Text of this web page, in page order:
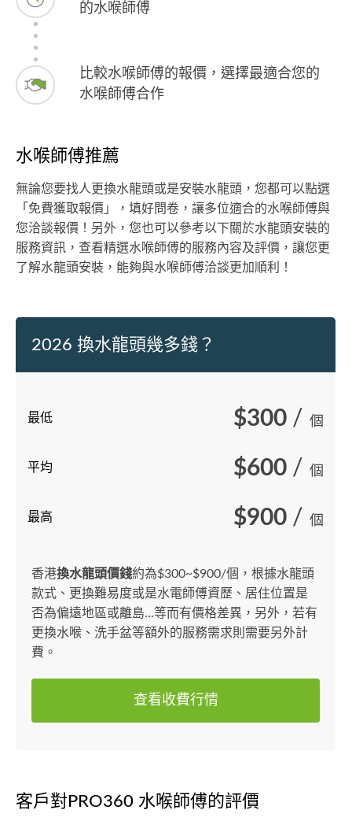
的水喉師傅
比較水喉師傅的報價，選擇最適合您的
水喉師傅合作
水喉師傅推薦
無論您要找人更換水龍頭或是安裝水龍頭，您都可以點選
「免費獲取報價」，填好問卷，讓多位適合的水喉師傅與
您洽談報價！另外，您也可以參考以下關於水龍頭安裝的
服務資訊，查看精選水喉師傅的服務內容及評價，讓您更
了解水龍頭安裝，能夠與水喉師傅洽談更加順利！
2026 換水龍頭幾多錢？
最低 $300 / 個
平均 $600 / 個
最高 $900 / 個
香港換水龍頭價錢約為$300~$900/個，根據水龍頭
款式、更換難易度或是水電師傅資歷、居住位置是
否為偏遠地區或離島...等而有價格差異，另外，若有
更換水喉、洗手盆等額外的服務需求則需要另外計
費。
查看收費行情
客戶對PRO360 水喉師傅的評價